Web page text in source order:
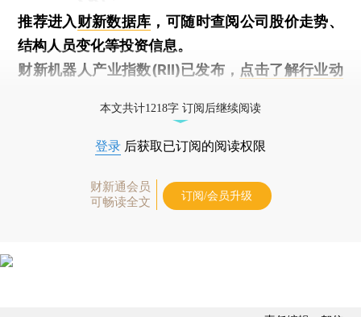
推荐进入财新数据库 ，可随时查阅公司股价走势、
结构人员变化等投资信息。
财新机器人产业指数(RII)已发布， 点击了解行业动
本文共计1218字 订阅后继续阅读
登录 后获取已订阅的阅读权限
财新通会员
可畅读全文
订阅/会员升级